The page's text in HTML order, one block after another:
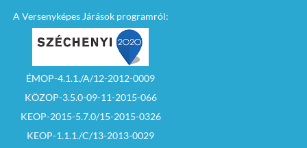
A Versenyképes Járások programról:
ÉMOP-4.1.1./A/12-2012-0009
KÖZOP-3.5.0-09-11-2015-066
KEOP-2015-5.7.0/15-2015-0326
KEOP-1.1.1./C/13-2013-0029